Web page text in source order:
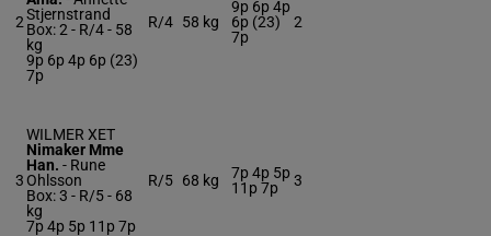
2Stjernstrand
Box: 2 - R/4 - 58
kg
9p 6p 4p 6p (23)
7p
R/4 58 kg
9p 6p 4p
6p (23)
7p
2
3
WILMER XET
Nimaker Mme
Han. - Rune
Ohlsson
Box: 3 - R/5 - 68
kg
7p 4p 5p 11p 7p
R/5 68 kg
7p 4p 5p
11p 7p
3